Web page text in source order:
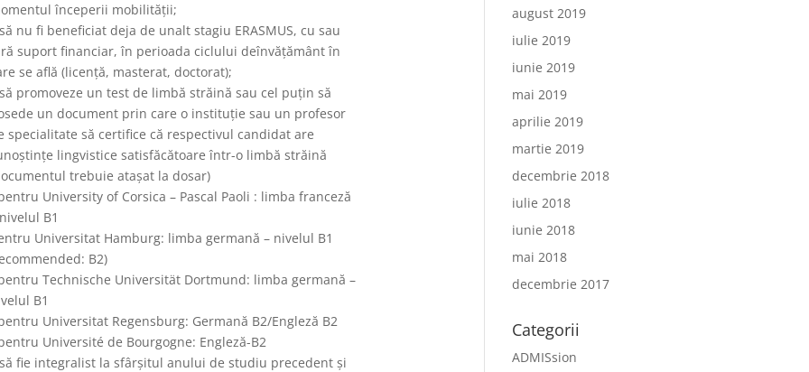
începerii mobilității;
nu fi beneficiat deja de unalt stagiu ERASMUS, cu sau
suport financiar, în perioada ciclului deînvățământ în
se află (licență, masterat, doctorat);
promoveze un test de limbă străină sau cel puțin să
un document prin care o instituție sau un profesor
specialitate să certifice că respectivul candidat are
lingvistice satisfăcătoare într-o limbă străină
trebuie atașat la dosar)
University of Corsica – Pascal Paoli : limba franceză
B1
Universitat Hamburg: limba germană – nivelul B1
B2)
Technische Universität Dortmund: limba germană –
B1
Universitat Regensburg: Germană B2/Engleză B2
Université de Bourgogne: Engleză-B2
fie integralist la sfârșitul anului de studiu precedent și
august 2019
iulie 2019
iunie 2019
mai 2019
aprilie 2019
martie 2019
decembrie 2018
iulie 2018
iunie 2018
mai 2018
decembrie 2017
Categorii
ADMISsion